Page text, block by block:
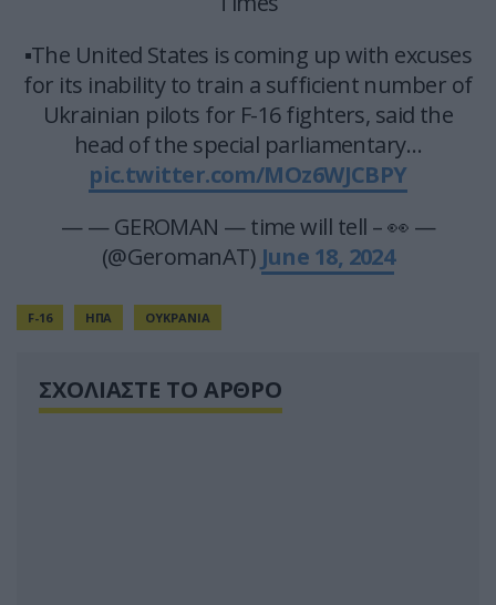
▪️The United States is coming up with excuses
for its inability to train a sufficient number of
Ukrainian pilots for F-16 fighters, said the
head of the special parliamentary…
pic.twitter.com/MOz6WJCBPY
— — GEROMAN — time will tell – 👀 —
(@GeromanAT) June 18, 2024
F-16 ΗΠΑ ΟΥΚΡΑΝΙΑ
ΣΧΟΛΙΑΣΤΕ ΤΟ ΑΡΘΡΟ